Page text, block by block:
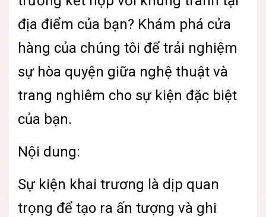
địa điểm của bạn? Khám phá cửa
hàng của chúng tôi để trải nghiệm
sự hòa quyện giữa nghệ thuật và
trang nghiêm cho sự kiện đặc biệt
của bạn.
Nội dung:
Sự kiện khai trương là dịp quan
trọng để tạo ra ấn tượng và ghi